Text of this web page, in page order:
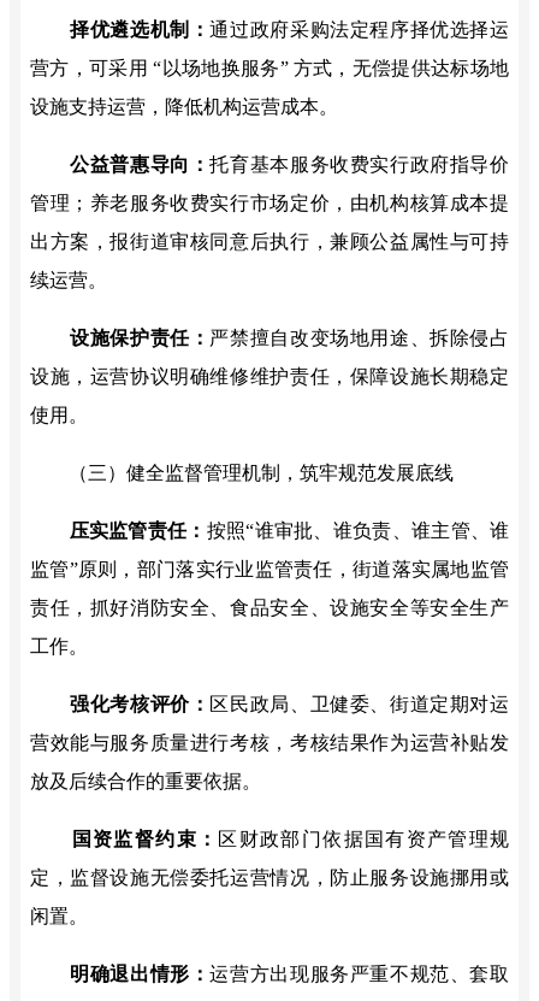
择优遴选机制：通过政府采购法定程序择优选择运
营方，可采用 “以场地换服务” 方式，无偿提供达标场地
设施支持运营，降低机构运营成本。
公益普惠导向：托育基本服务收费实行政府指导价
管理；养老服务收费实行市场定价，由机构核算成本提
出方案，报街道审核同意后执行，兼顾公益属性与可持
续运营。
设施保护责任： 严禁擅自改变场地用途、拆除侵占
设施，运营协议明确维修维护责任，保障设施长期稳定
使用。
（三）健全监督管理机制，筑牢规范发展底线
压实监管责任： 按照“谁审批、谁负责、谁主管、谁
监管”原则，部门落实行业监管责任，街道落实属地监管
责任， 抓好消防安全、食品安全、设施安全等安全生产
工作。
强化考核评价： 区民政局、卫健委、街道定期对运
营效能与服务质量进行考核，考核结果作为运营补贴发
放及后续合作的重要依据。
国资监督约束： 区财政部门依据国有资产管理规
定，监督设施无偿委托运营情况，防止服务设施挪用或
闲置。
明确退出情形：运营方出现服务严重不规范、套取